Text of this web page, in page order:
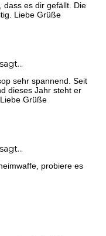
dass es dir gefällt. Die
Liebe Grüße
sehr spannend. Seit
dieses Jahr steht er
Grüße
probiere es